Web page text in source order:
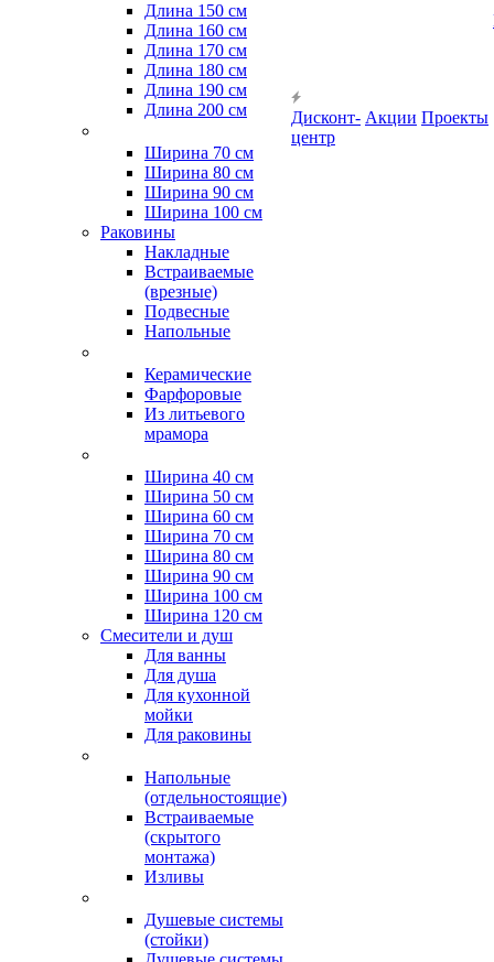
Длина 150 см
Длина 160 см
Длина 170 см
Длина 180 см
Длина 190 см
Длина 200 см
Ширина 70 см
Ширина 80 см
Ширина 90 см
Ширина 100 см
Раковины
Накладные
Встраиваемые
(врезные)
Подвесные
Напольные
Керамические
Фарфоровые
Из литьевого
мрамора
Ширина 40 см
Ширина 50 см
Ширина 60 см
Ширина 70 см
Ширина 80 см
Ширина 90 см
Ширина 100 см
Ширина 120 см
Смесители и душ
Для ванны
Для душа
Для кухонной
мойки
Для раковины
Напольные
(отдельностоящие)
Встраиваемые
(скрытого
монтажа)
Изливы
Душевые системы
(стойки)
Дисконт-
центр
Акции Проекты